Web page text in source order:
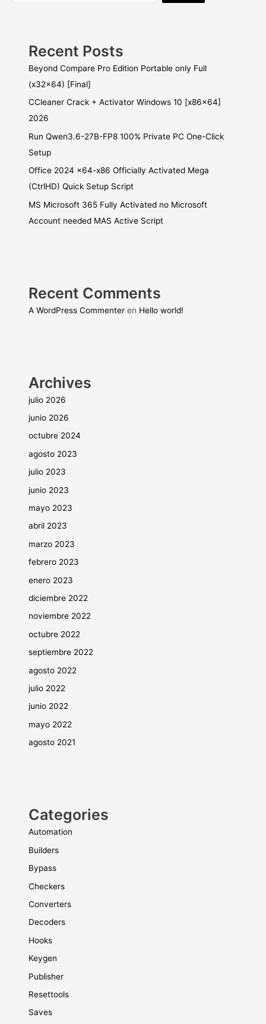
Recent Posts
Beyond Compare Pro Edition Portable only Full
(x32x64) [Final]
CCleaner Crack + Activator Windows 10 [x86x64]
2026
Run Qwen3.6-27B-FP8 100% Private PC One-Click
Setup
Office 2024 x64-x86 Officially Activated Mega
(CtrlHD) Quick Setup Script
MS Microsoft 365 Fully Activated no Microsoft
Account needed MAS Active Script
Recent Comments
A WordPress Commenter en Hello world!
Archives
julio 2026
junio 2026
octubre 2024
agosto 2023
julio 2023
junio 2023
mayo 2023
abril 2023
marzo 2023
febrero 2023
enero 2023
diciembre 2022
noviembre 2022
octubre 2022
septiembre 2022
agosto 2022
julio 2022
junio 2022
mayo 2022
agosto 2021
Categories
Automation
Builders
Bypass
Checkers
Converters
Decoders
Hooks
Keygen
Publisher
Resettools
Saves